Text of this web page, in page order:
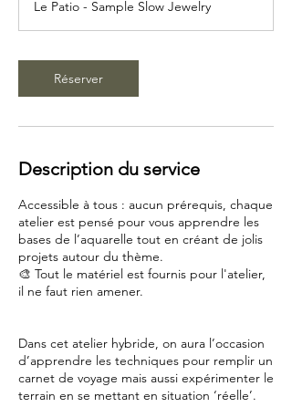
Le Patio - Sample Slow Jewelry
Réserver
Description du service
Accessible à tous : aucun prérequis, chaque
atelier est pensé pour vous apprendre les
bases de l’aquarelle tout en créant de jolis
projets autour du thème.
🎨 Tout le matériel est fournis pour l'atelier,
il ne faut rien amener.
Dans cet atelier hybride, on aura l’occasion
d’apprendre les techniques pour remplir un
carnet de voyage mais aussi expérimenter le
terrain en se mettant en situation ‘réelle’.